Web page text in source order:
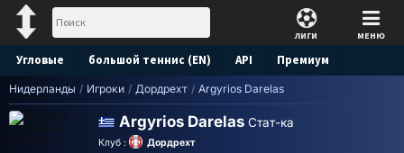
ЛИГИ МЕНЮ
Угловые большой теннис (EN) API Премиум
Прогноз
Нидерланды / Игроки / Дордрехт / Argyrios Darelas
Argyrios Darelas Стат-ка
Клуб :
Дордрехт